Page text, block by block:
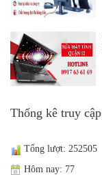
Thống kê truy cập
Tổng lượt: 252505
Hôm nay: 77